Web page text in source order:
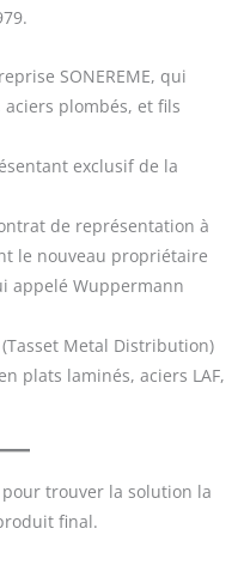
SONEREME, qui
plombés, et fils
exclusif de la
de représentation à
le nouveau propriétaire
appelé Wuppermann
Metal Distribution)
plats laminés, aciers LAF,
trouver la solution la
final.